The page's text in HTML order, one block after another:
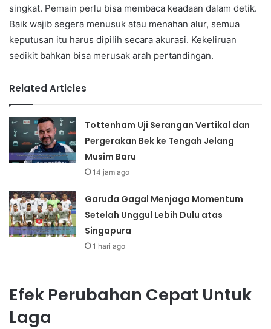
singkat. Pemain perlu bisa membaca keadaan dalam detik.
Baik wajib segera menusuk atau menahan alur, semua
keputusan itu harus dipilih secara akurasi. Kekeliruan
sedikit bahkan bisa merusak arah pertandingan.
Related Articles
Tottenham Uji Serangan Vertikal dan
Pergerakan Bek ke Tengah Jelang
Musim Baru
14 jam ago
Garuda Gagal Menjaga Momentum
Setelah Unggul Lebih Dulu atas
Singapura
1 hari ago
Efek Perubahan Cepat Untuk
Laga